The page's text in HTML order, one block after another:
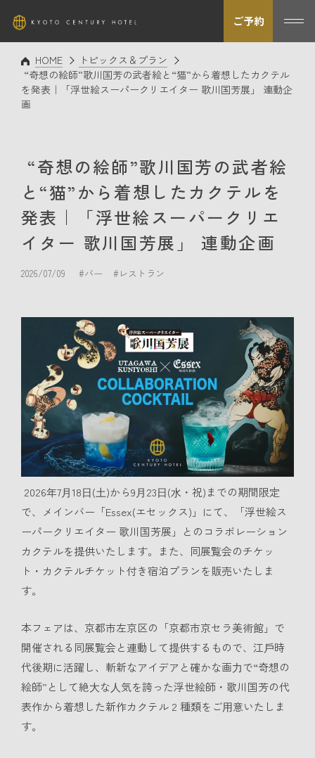
ご予約
HOME
トピックス＆プラン
“奇想の絵師”歌川国芳の武者絵と“猫”から着想したカクテル
を発表｜「浮世絵スーパークリエイター 歌川国芳展」 連動企
画
“奇想の絵師”歌川国芳の武者絵
と“猫”から着想したカクテルを
発表｜「浮世絵スーパークリエ
イター 歌川国芳展」 連動企画
2026/07/09 #バー #レストラン
2026年7⽉18⽇(⼟)から9⽉23⽇(⽔・祝)までの期間限定
で、メインバー「Essex(エセックス)」にて、「浮世絵ス
ーパークリエイター 歌川国芳展」とのコラボレーション
カクテルを提供いたします。また、同展覧会のチケッ
ト・カクテルチケット付き宿泊プランを販売いたしま
す。
本フェアは、京都市左京区の「京都市京セラ美術館」で
開催される同展覧会と連動して提供するもので、江⼾時
代後期に活躍し、斬新なアイデアと確かな画⼒で“奇想の
絵師”として絶⼤な⼈気を誇った浮世絵師・歌川国芳の代
表作から着想した新作カクテル 2 種類をご⽤意いたしま
す。